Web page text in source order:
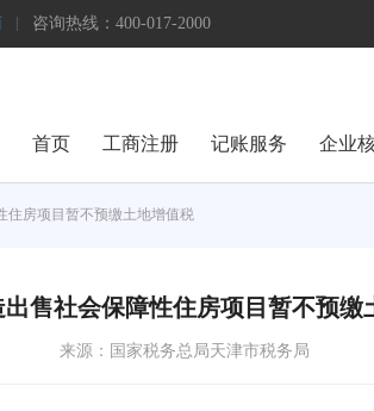
咨询热线：400-017-2000
首页 工商注册 记账服务 企业
住房项目暂不预缴土地增值税
售社会保障性住房项目暂不预缴
来源：国家税务总局天津市税务局